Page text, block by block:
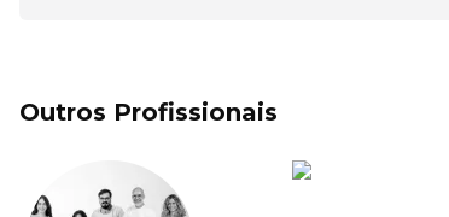
Outros Profissionais